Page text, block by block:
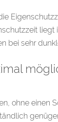
bei sehr
ohne einen